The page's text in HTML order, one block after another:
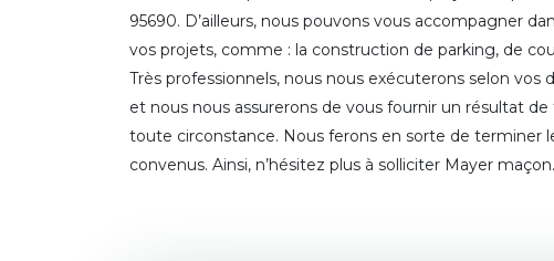
95690. D’ailleurs, nous pouvons vous accompagner
vos projets, comme : la construction de parking, de
Très professionnels, nous nous exécuterons selon vos
et nous nous assurerons de vous fournir un résultat de
toute circonstance. Nous ferons en sorte de terminer
convenus. Ainsi, n’hésitez plus à solliciter Mayer maçon.